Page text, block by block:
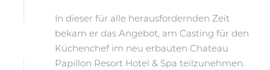
In dieser für alle herausfordernden Zeit
bekam er das Angebot, am Casting für den
Küchenchef im neu erbauten Chateau
Papillon Resort Hotel & Spa teilzunehmen.